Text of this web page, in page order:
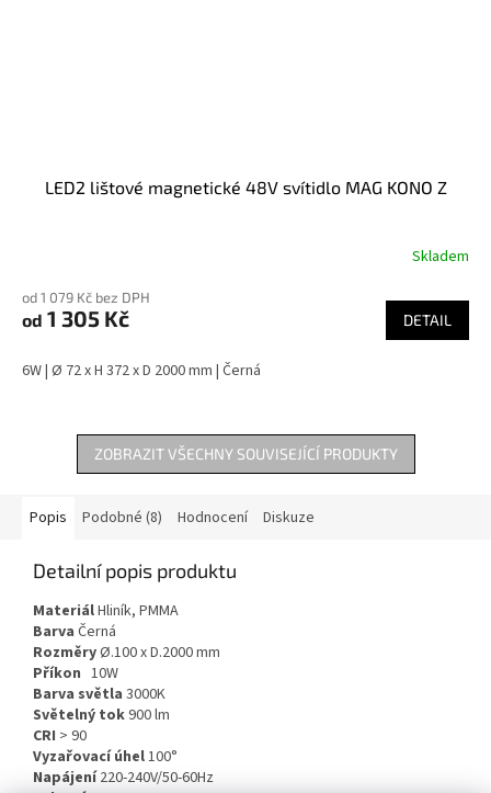
LED2 lištové magnetické 48V svítidlo MAG KONO Z
Skladem
od 1 079 Kč bez DPH
od 1 305 Kč DETAIL
6W | Ø 72 x H 372 x D 2000 mm | Černá
ZOBRAZIT VŠECHNY SOUVISEJÍCÍ PRODUKTY
Popis Podobné (8) Hodnocení Diskuze
Detailní popis produktu
MateriálHliník, PMMA
Barva Černá
RozměryØ.100 x D.2000 mm
Příkon 10W
Barva světla 3000K
Světelný tok900 lm
CRI > 90
Vyzařovací úhel100°
Napájení 220-240V/50-60Hz